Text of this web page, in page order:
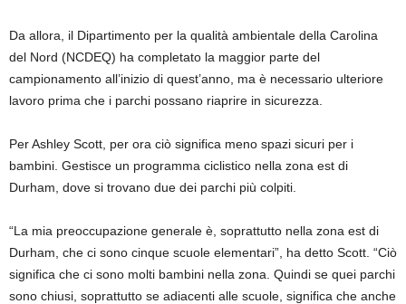
Da allora, il Dipartimento per la qualità ambientale della Carolina
del Nord (NCDEQ) ha completato la maggior parte del
campionamento all’inizio di quest’anno, ma è necessario ulteriore
lavoro prima che i parchi possano riaprire in sicurezza.
Per Ashley Scott, per ora ciò significa meno spazi sicuri per i
bambini. Gestisce un programma ciclistico nella zona est di
Durham, dove si trovano due dei parchi più colpiti.
“La mia preoccupazione generale è, soprattutto nella zona est di
Durham, che ci sono cinque scuole elementari”, ha detto Scott. “Ciò
significa che ci sono molti bambini nella zona. Quindi se quei parchi
sono chiusi, soprattutto se adiacenti alle scuole, significa che anche